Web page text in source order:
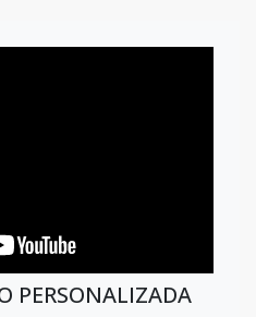
PERSONALIZADA